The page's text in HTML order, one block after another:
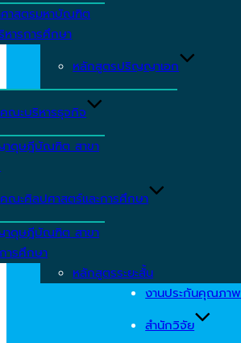
าสตรมหาบัณฑิต
หารการศึกษา
หลักสูตรปริญญาเอก
คณะบริหารธุจกิจ
ดุษฎีบัณฑิต สาขา
คณะศิลปศาสตร์และการศึกษา
ดุษฎีบัณฑิต สาขา
ารศึกษา
หลักสูตรระยะสั้น
งานประกันคุณภาพ
สำนักวิจัย